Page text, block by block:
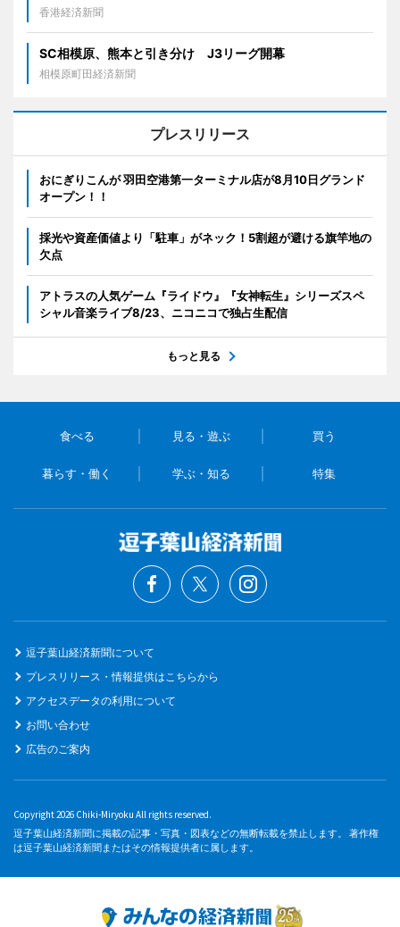
香港経済新聞
SC相模原、熊本と引き分け J3リーグ開幕
相模原町田経済新聞
プレスリリース
おにぎりこんが 羽田空港第一ターミナル店が8月10日グランド
オープン！！
採光や資産価値より「駐車」がネック！5割超が避ける旗竿地の
欠点
アトラスの人気ゲーム『ライドウ』『女神転生』シリーズスペ
シャル音楽ライブ8/23、ニコニコで独占生配信
もっと見る
食べる 見る・遊ぶ 買う
暮らす・働く 学ぶ・知る 特集
逗子葉山経済新聞について
プレスリリース・情報提供はこちらから
アクセスデータの利用について
お問い合わせ
広告のご案内
Copyright 2026 Chiki-Miryoku All rights reserved.
逗子葉山経済新聞に掲載の記事・写真・図表などの無断転載を禁止します。 著作権
は逗子葉山経済新聞またはその情報提供者に属します。